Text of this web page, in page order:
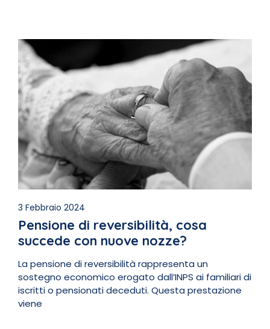
3 Febbraio 2024
Pensione di reversibilità, cosa
succede con nuove nozze?
La pensione di reversibilità rappresenta un
sostegno economico erogato dall’INPS ai familiari di
iscritti o pensionati deceduti. Questa prestazione
viene